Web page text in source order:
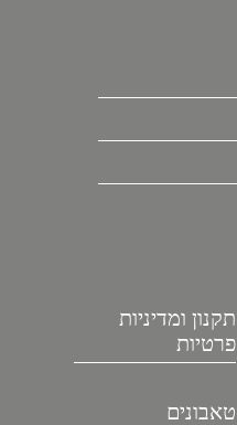
תקנון ומדיניות
פרטיות
טאבונים